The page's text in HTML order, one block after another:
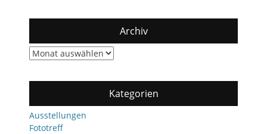
Archiv
Archiv
Kategorien
Ausstellungen
Fototreff